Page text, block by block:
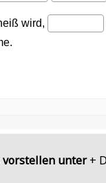
vorstellen unter+